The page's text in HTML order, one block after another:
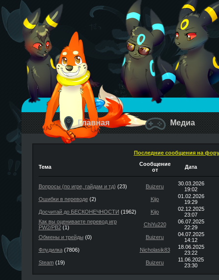
Главная Медиа
Последние сообщения на
Тема
Сообщение
от
Дата
Вопросы (по игре, гайдам и тд) (23) Buizeru
30.03.2026
19:02
Ошибки в переводе(2) Kijo
01.02.2026
19:29
Досчитай до БЕСКОНЕЧНОСТИ (1962) Kijo
02.12.2025
23:07
Как вы оцениваете перевод игр
PW2/PB2(1) ChiYu220
06.07.2025
22:29
Обмены и трейды (0) Buizeru
04.07.2025
14:12
Флудилка(7806) Nicholasik83
18.06.2025
23:22
Steam(19) Buizeru
11.06.2025
23:30